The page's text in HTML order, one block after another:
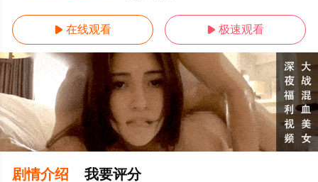
 在线观看  极速观看
剧情介绍 我要评分